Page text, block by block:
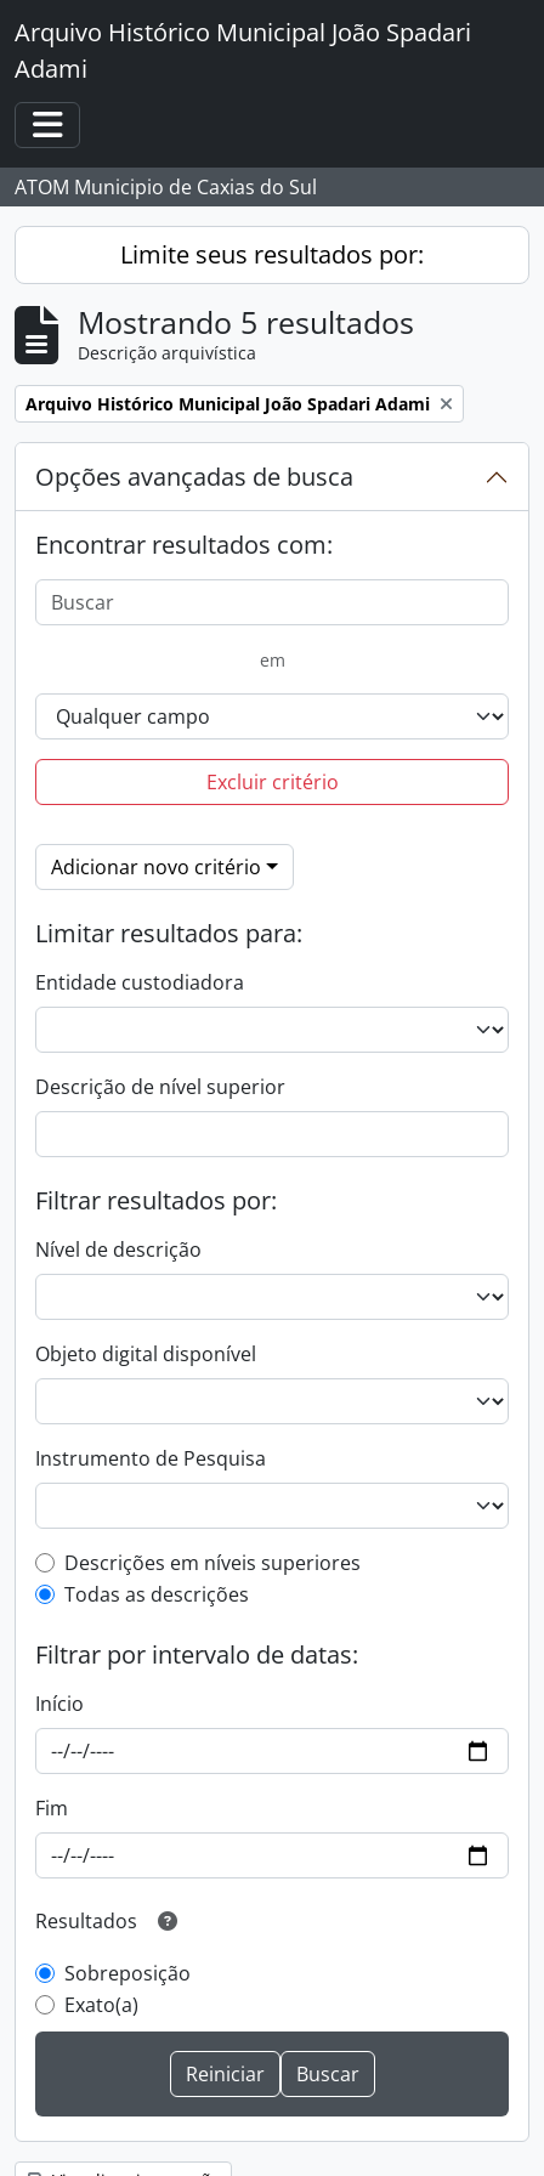
Skip to main content
Arquivo Histórico Municipal João Spadari
Adami
Toggle navigation
ATOM Municipio de Caxias do Sul
Limite seus resultados por:
Mostrando 5 resultados
Descrição arquivística
Remover filtro:
Arquivo Histórico Municipal João Spadari Adami
Opções avançadas de busca
Encontrar resultados com:
em
Excluir critério
Adicionar novo critério
Limitar resultados para:
Entidade custodiadora
Descrição de nível superior
Filtrar resultados por:
Nível de descrição
Objeto digital disponível
Instrumento de Pesquisa
Filtro de descrição de nível superior
Descrições em níveis superiores
Todas as descrições
Filtrar por intervalo de datas:
Início
Fim
Resultados
Sobreposição
Exato(a)